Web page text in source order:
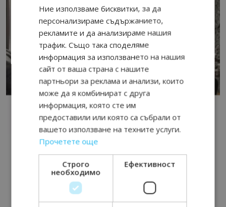
Ние използваме бисквитки, за да
персонализираме съдържанието,
рекламите и да анализираме нашия
трафик. Също така споделяме
информация за използването на нашия
сайт от ваша страна с нашите
партньори за реклама и анализи, които
може да я комбинират с друга
информация, която сте им
предоставили или която са събрали от
вашето използване на техните услуги.
Прочетете още
Строго
необходимо
Ефективност